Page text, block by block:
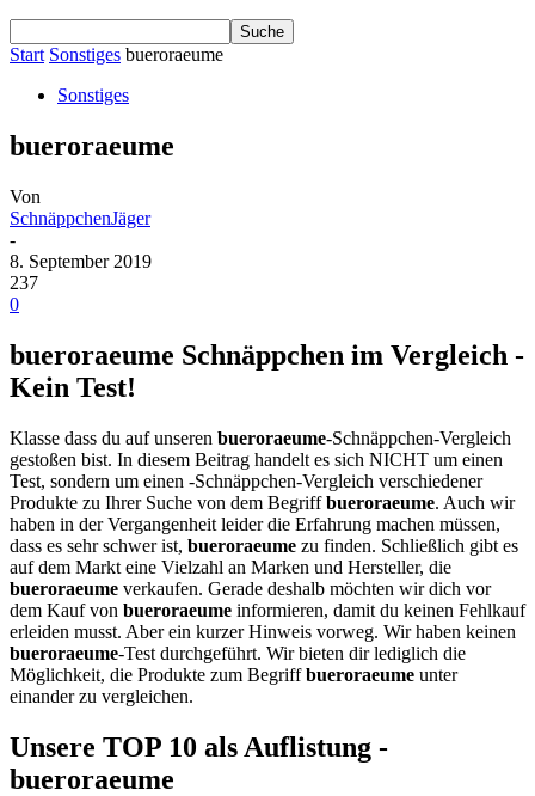
Start Sonstiges bueroraeume
Sonstiges
bueroraeume
Von
SchnäppchenJäger
-
8. September 2019
237
0
bueroraeume Schnäppchen im Vergleich -
Kein Test!
Klasse dass du auf unseren bueroraeume-Schnäppchen-Vergleich
gestoßen bist. In diesem Beitrag handelt es sich NICHT um einen
Test, sondern um einen -Schnäppchen-Vergleich verschiedener
Produkte zu Ihrer Suche von dem Begriffbueroraeume. Auch wir
haben in der Vergangenheit leider die Erfahrung machen müssen,
dass es sehr schwer ist, bueroraeume zu finden. Schließlich gibt es
auf dem Markt eine Vielzahl an Marken und Hersteller, die
bueroraeume verkaufen. Gerade deshalb möchten wir dich vor
dem Kauf von bueroraeume informieren, damit du keinen Fehlkauf
erleiden musst. Aber ein kurzer Hinweis vorweg. Wir haben keinen
bueroraeume-Test durchgeführt. Wir bieten dir lediglich die
Möglichkeit, die Produkte zum Begriffbueroraeume unter
einander zu vergleichen.
Unsere TOP 10 als Auflistung -
bueroraeume